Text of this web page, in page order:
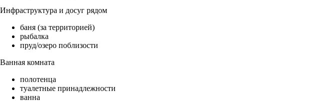
Инфраструктура и досуг рядом
баня (за территорией)
рыбалка
пруд/озеро поблизости
Ванная комната
полотенца
туалетные принадлежности
ванна